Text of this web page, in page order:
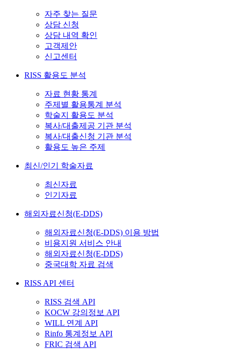
자주 찾는 질문
상담 신청
상담 내역 확인
고객제안
신고센터
RISS 활용도 분석
자료 현황 통계
주제별 활용통계 분석
학술지 활용도 분석
복사/대출제공 기관 분석
복사/대출신청 기관 분석
활용도 높은 주제
최신/인기 학술자료
최신자료
인기자료
해외자료신청(E-DDS)
해외자료신청(E-DDS) 이용 방법
비용지원 서비스 안내
해외자료신청(E-DDS)
중국대학 자료 검색
RISS API 센터
RISS 검색 API
KOCW 강의정보 API
WILL 연계 API
Rinfo 통계정보 API
FRIC 검색 API